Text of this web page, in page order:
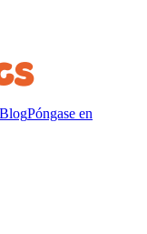
BlogPóngase en